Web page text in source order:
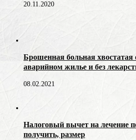
20.11.2020
Брошенная больная хвостатая
аварийном жилье и без
08.02.2021
Налоговый вычет на лечение
получить, размер